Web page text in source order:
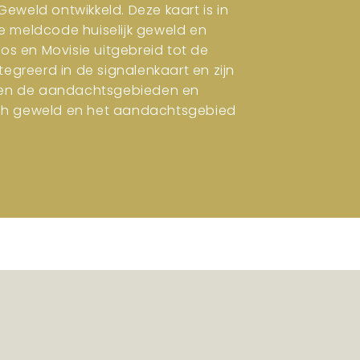
ontwikkeld. Deze kaart is in
meldcode huiselijk geweld en
en Movisie uitgebreid tot de
in de signalenkaart en zijn
de aandachtsgebieden en
geweld en het aandachtsgebied